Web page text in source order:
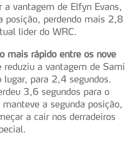
a vantagem de Elfyn Evans,
posição, perdendo mais 2,8
líder do WRC.
mais rápido entre os nove
reduziu a vantagem de Sami
para 2,4 segundos.
3,6 segundos para o
a segunda posição,
a cair nos derradeiros